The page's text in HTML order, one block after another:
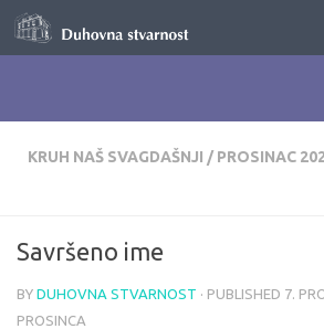
Skip to content
KRUH NAŠ SVAGDAŠNJI / PROSINAC
Savršeno ime
BY DUHOVNA STVARNOST · PUBLISHED 7.
PROSINCA